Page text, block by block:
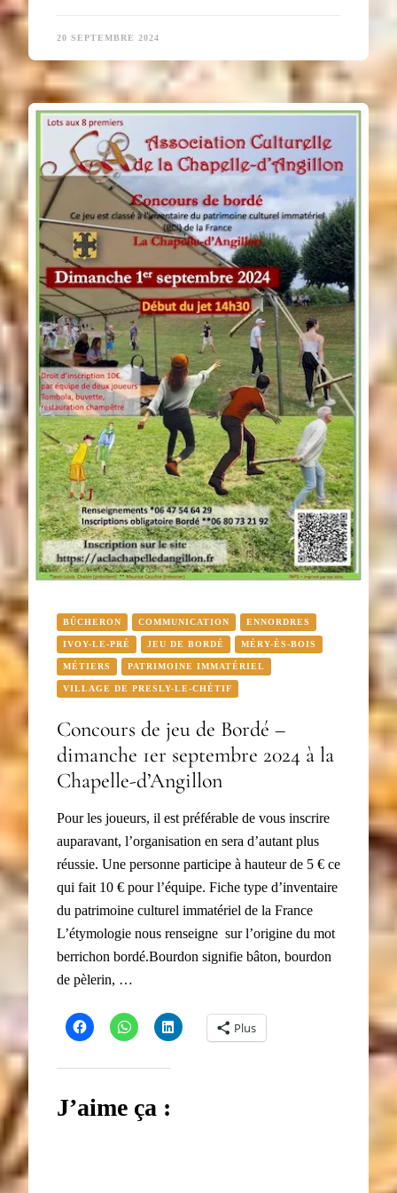
20 SEPTEMBRE 2024
BÛCHERON COMMUNICATION ENNORDRES
IVOY-LE-PRÉ JEU DE BORDÉ MÉRY-ÈS-BOIS
MÉTIERS PATRIMOINE IMMATÉRIEL
VILLAGE DE PRESLY-LE-CHÉTIF
Concours de jeu de Bordé –
dimanche 1er septembre 2024 à la
Chapelle-d’Angillon
Pour les joueurs, il est préférable de vous inscrire
auparavant, l’organisation en sera d’autant plus
réussie. Une personne participe à hauteur de 5 € ce
qui fait 10 € pour l’équipe. Fiche type d’inventaire
du patrimoine culturel immatériel de la France
L’étymologie nous renseigne sur l’origine du mot
berrichon bordé.Bourdon signifie bâton, bourdon
de pèlerin, …
Plus
J’aime ça :